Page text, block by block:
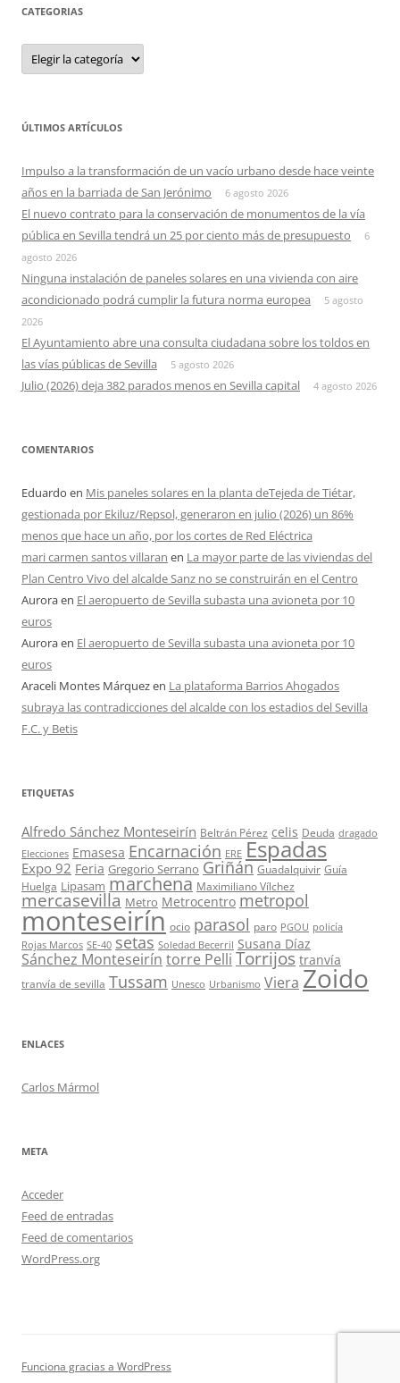
CATEGORIAS
Categorias
ÚLTIMOS ARTÍCULOS
Impulso a la transformación de un vacío urbano desde hace veinte
años en la barriada de San Jerónimo
6 agosto 2026
El nuevo contrato para la conservación de monumentos de la vía
pública en Sevilla tendrá un 25 por ciento más de presupuesto
6
agosto 2026
Ninguna instalación de paneles solares en una vivienda con aire
acondicionado podrá cumplir la futura norma europea
5 agosto
2026
El Ayuntamiento abre una consulta ciudadana sobre los toldos en
las vías públicas de Sevilla
5 agosto 2026
Julio (2026) deja 382 parados menos en Sevilla capital 4 agosto 2026
COMENTARIOS
Eduardo en Mis paneles solares en la planta deTejeda de Tiétar,
gestionada por Ekiluz/Repsol, generaron en julio (2026) un 86%
menos que hace un año, por los cortes de Red Eléctrica
mari carmen santos villaran en La mayor parte de las viviendas del
Plan Centro Vivo del alcalde Sanz no se construirán en el Centro
Auroraen El aeropuerto de Sevilla subasta una avioneta por 10
euros
Auroraen El aeropuerto de Sevilla subasta una avioneta por 10
euros
Araceli Montes Márquezen La plataforma Barrios Ahogados
subraya las contradicciones del alcalde con los estadios del Sevilla
F.C. y Betis
ETIQUETAS
Alfredo Sánchez Monteseirín Beltrán Pérez celis Deuda dragado
Elecciones Emasesa Encarnación ERE Espadas
Expo 92 Feria Gregorio Serrano Griñán Guadalquivir Guía
Huelga Lipasam marchena Maximiliano Vílchez
mercasevilla Metro Metrocentro metropol
monteseirín ocio parasol paro PGOU policía
Rojas Marcos SE-40 setas Soledad Becerril Susana Díaz
Sánchez Monteseirín torre Pelli Torrijos tranvía
tranvía de sevilla Tussam Unesco Urbanismo Viera Zoido
ENLACES
Carlos Mármol
META
Acceder
Feed de entradas
Feed de comentarios
WordPress.org
Funciona gracias a WordPress